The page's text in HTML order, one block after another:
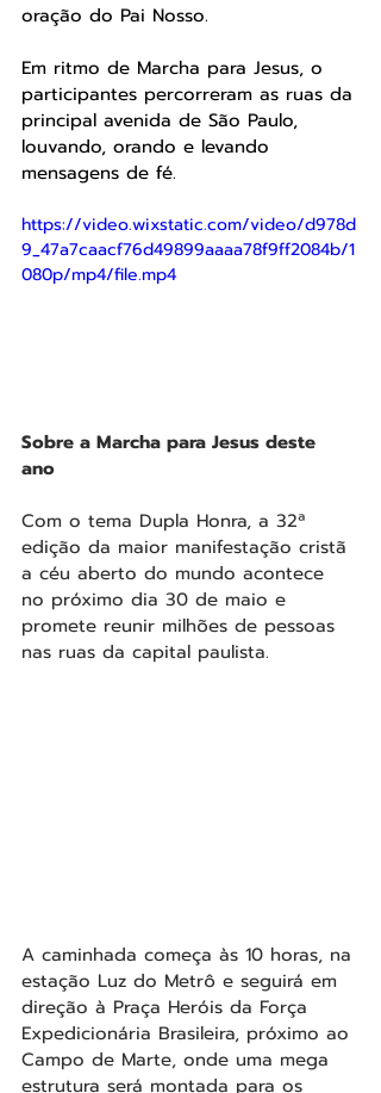
oração do Pai Nosso.
Em ritmo de Marcha para Jesus, o
participantes percorreram as ruas da
principal avenida de São Paulo,
louvando, orando e levando
mensagens de fé.
https://video.wixstatic.com/video/d978d
9_47a7caacf76d49899aaaa78f9ff2084b/1
080p/mp4/file.mp4
Sobre a Marcha para Jesus deste
ano
Com o tema Dupla Honra, a 32ª
edição da maior manifestação cristã
a céu aberto do mundo acontece
no próximo dia 30 de maio e
promete reunir milhões de pessoas
nas ruas da capital paulista.
A caminhada começa às 10 horas, na
estação Luz do Metrô e seguirá em
direção à Praça Heróis da Força
Expedicionária Brasileira, próximo ao
Campo de Marte, onde uma mega
estrutura será montada para os